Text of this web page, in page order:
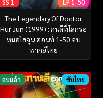
SS 1 EP 1-50
The Legendary Of Doctor
Hur Jun (1999) : คนดีที่โลกรอ
หมอโฮจุน ตอนที่ 1-50 จบ
พากย์ไทย
จบแล้ว ซับไทย